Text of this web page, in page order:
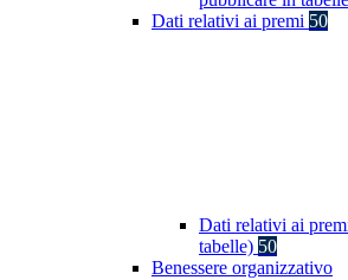
Dati relativi ai premi 50
Dati relativi ai
tabelle) 50
Benessere organizzativo